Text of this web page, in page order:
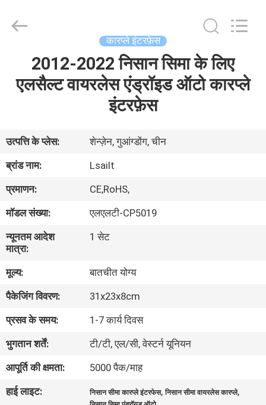
वीडियो
बारे
में
कारखाना
भ्रमण
गुणवत्ता
नियंत्रण
संपर्क
करें
Electron
Co.,Ltd.
कारप्ले इंटरफ़ेस
2012-2022 निसान सिमा के लिए
एलसैल्ट वायरलेस एंड्रॉइड ऑटो कारप्ले
इंटरफ़ेस
उत्पत्ति के प्लेस:
शेन्ज़ेन, गुआंग्डोंग, चीन
ब्रांड नाम:
Lsailt
प्रमाणन:
CE,RoHS,
मॉडल संख्या:
एलएलटी-CP5019
न्यूनतम आदेश
मात्रा:
1 सेट
मूल्य:
बातचीत योग्य
पैकेजिंग विवरण:
31x23x8cm
प्रसव के समय:
1-7 कार्य दिवस
भुगतान शर्तें:
टी/टी, एल/सी, वेस्टर्न यूनियन
आपूर्ति की क्षमता:
5000 पैक/माह
हाई लाइट:
निसान सीमा कारप्ले इंटरफेस,निसान सीमा वायरलेस कारप्ले,